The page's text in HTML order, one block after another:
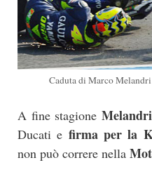
Caduta di Marco
A fine stagione Melandri
Ducati e firma per la
non può correre nella